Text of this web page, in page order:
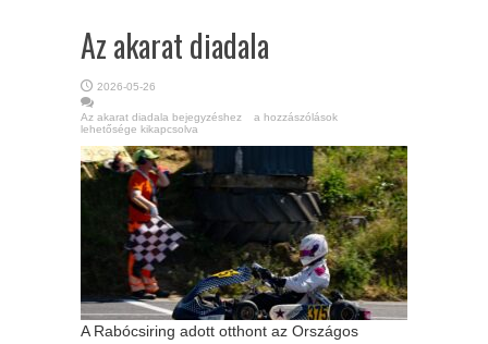
Az akarat diadala
2026-05-26
Az akarat diadala bejegyzéshez
a hozzászólások
lehetősége kikapcsolva
A Rabócsiring adott otthont az Országos